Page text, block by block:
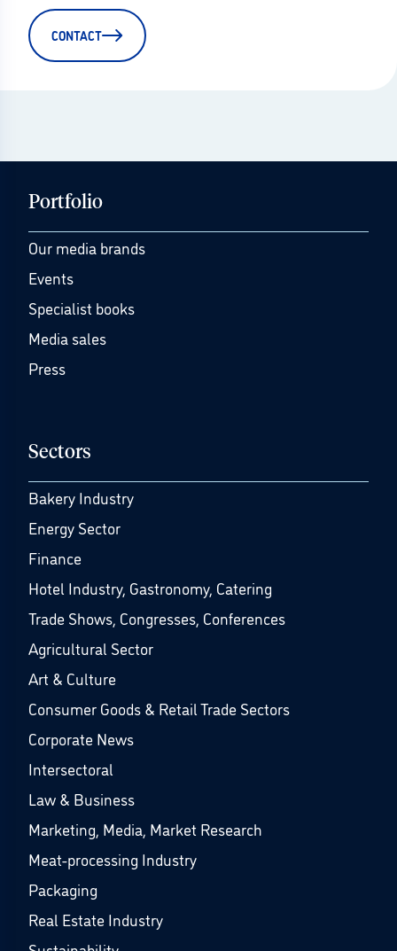
CONTACT
Portfolio
Our media brands
Events
Specialist books
Media sales
Press
Sectors
Bakery Industry
Energy Sector
Finance
Hotel Industry, Gastronomy, Catering
Trade Shows, Congresses, Conferences
Agricultural Sector
Art & Culture
Consumer Goods & Retail Trade Sectors
Corporate News
Intersectoral
Law & Business
Marketing, Media, Market Research
Meat-processing Industry
Packaging
Real Estate Industry